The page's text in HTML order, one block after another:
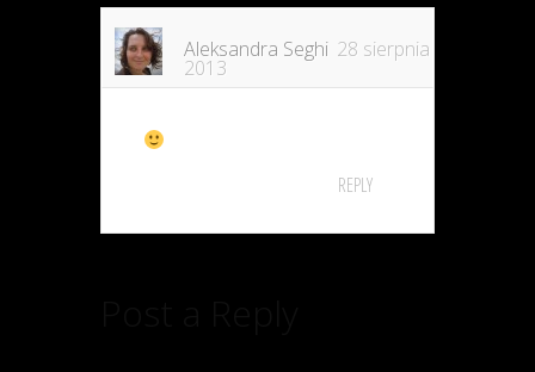
Aleksandra Seghi 28 sierpnia
2013
REPLY